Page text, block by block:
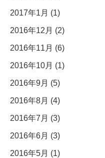
2017年1月 (1)
2016年12月 (2)
2016年11月 (6)
2016年10月 (1)
2016年9月 (5)
2016年8月 (4)
2016年7月 (3)
2016年6月 (3)
2016年5月 (1)